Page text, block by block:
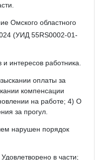
Омского областного
(УИД 55RS0002-01-
интересов работника.
оплаты за
компенсации
на работе; 4) О
за прогул.
нарушен порядок
в части;